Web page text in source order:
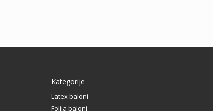
Kategorije
Latex baloni
Folija baloni